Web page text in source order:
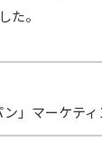
た。
ン」マーケテ